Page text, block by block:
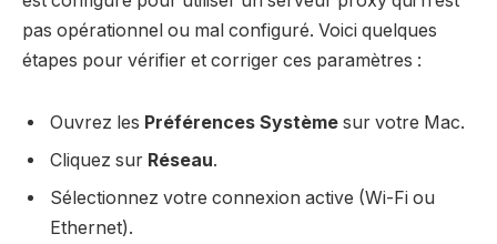
pas opérationnel ou mal configuré. Voici quelques
étapes pour vérifier et corriger ces paramètres :
Ouvrez les Préférences Système sur votre Mac.
Cliquez sur Réseau.
Sélectionnez votre connexion active (Wi-Fi ou
Ethernet).